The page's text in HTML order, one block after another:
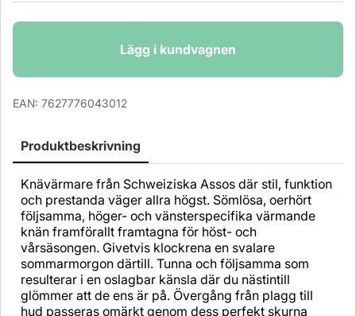
Lägg i kundvagnen
EAN: 7627776043012
Produktbeskrivning
Knävärmare från Schweiziska Assos där stil, funktion
och prestanda väger allra högst. Sömlösa, oerhört
följsamma, höger- och vänsterspecifika värmande
knän framförallt framtagna för höst- och
vårsäsongen. Givetvis klockrena en svalare
sommarmorgon därtill. Tunna och följsamma som
resulterar i en oslagbar känsla där du nästintill
glömmer att de ens är på. Övergång från plagg till
hud passeras omärkt genom dess perfekt skurna